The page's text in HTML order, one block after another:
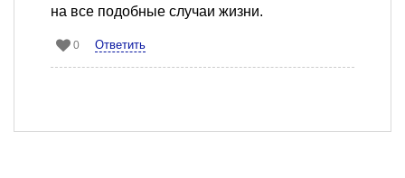
на все подобные случаи жизни.
0 Ответить